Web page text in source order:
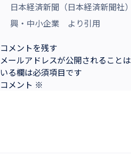
日本経済新聞（日本経済新聞
興・中小企業 より引用
コメントを残す
メールアドレスが公開されることは
いる欄は必須項目です
コメント ※